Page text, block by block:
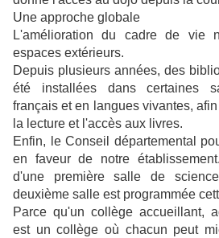
Une approche globale
L'amélioration du cadre de vie
espaces extérieurs.
Depuis plusieurs années, des
été installées dans certaines
français et en langues vivantes,
la lecture et l'accès aux livres.
Enfin, le Conseil départemental
en faveur de notre
d'une première salle de
deuxième salle est programmée
Parce qu'un collège accueillant,
est un collège où chacun peut